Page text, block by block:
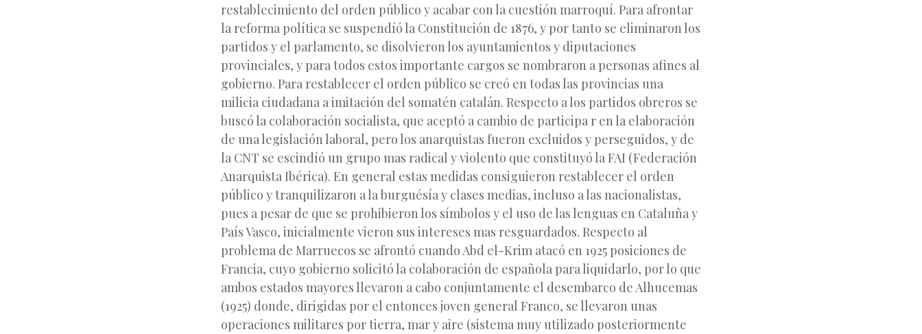
restablecimiento del orden público y acabar con la cuestión marroquí. Para afrontar
la reforma política se suspendíó la Constitución de 1876, y por tanto se eliminaron los
partidos y el parlamento, se disolvieron los ayuntamientos y diputaciones
provinciales, y para todos estos importante cargos se nombraron a personas afines al
gobierno. Para restablecer el orden público se creó en todas las provincias una
milicia ciudadana a imitación del somatén catalán. Respecto a los partidos obreros se
buscó la colaboración socialista, que aceptó a cambio de participa r en la elaboración
de una legislación laboral, pero los anarquistas fueron excluidos y perseguidos, y de
la CNT se escindíó un grupo mas radical y violento que constituyó la FAI (Federación
Anarquista Ibérica). En general estas medidas consiguieron restablecer el orden
público y tranquilizaron a la burguésía y clases medias, incluso a las nacionalistas,
pues a pesar de que se prohibieron los símbolos y el uso de las lenguas en Cataluña y
País Vasco, inicialmente vieron sus intereses mas resguardados. Respecto al
problema de Marruecos se afrontó cuando Abd el-Krim atacó en 1925 posiciones de
Francia, cuyo gobierno solicitó la colaboración de española para liquidarlo, por lo que
ambos estados mayores llevaron a cabo conjuntamente el desembarco de Alhucemas
(1925) donde, dirigidas por el entonces joven general Franco, se llevaron unas
operaciones militares por tierra, mar y aire (sistema muy utilizado posteriormente